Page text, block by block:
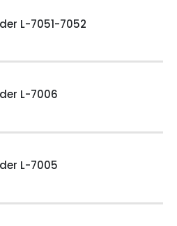
L-7051-7052
L-7006
L-7005